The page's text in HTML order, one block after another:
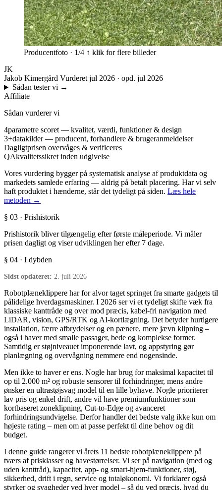
Producentfoto · 1/4 ↑ klik for flere billeder
JK
Jakob Kimergård Vurderet jul 2026 · opd. jul 2026
Sådan tester vi →
Affiliate
Sådan vurderer vi
4parametre scoret — kvalitet, værdi, funktioner & design
3+datakilder — producent, forhandlere & brugeranmeldelser
Dagligtprisen overvåges & verificeres
QAkvalitetssikret inden udgivelse
Vores vurdering bygger på systematisk analyse af produktdata og
markedets samlede erfaring — aldrig på betalt placering. Har vi selv
haft produktet i hænderne, står det tydeligt på siden. Læs hele
metoden →
§ 03 · Prishistorik
Prishistorik bliver tilgængelig efter første måleperiode. Vi måler
prisen dagligt og viser udviklingen her efter 7 dage.
§ 04 · I dybden
Sidst opdateret: 2. juli 2026
Robotplæneklippere har for alvor taget springet fra smarte gadgets til
pålidelige hverdagsmaskiner. I 2026 ser vi et tydeligt skifte væk fra
klassiske kanttråde og over mod præcis, kabel-fri navigation med
LiDAR, vision, GPS/RTK og AI-kortlægning. Det betyder hurtigere
installation, færre afbrydelser og en pænere, mere jævn klipning –
også i haver med smalle passager, bede og komplekse former.
Samtidig er støjniveauet imponerende lavt, og appstyring gør
planlægning og overvågning nemmere end nogensinde.
Men ikke to haver er ens. Nogle har brug for maksimal kapacitet til
op til 2.000 m² og robuste sensorer til forhindringer, mens andre
ønsker en ultrastøjsvag model til en lille byhave. Nogle prioriterer
lav pris og enkel drift, andre vil have premiumfunktioner som
kortbaseret zoneklipning, Cut-to-Edge og avanceret
forhindringsundvigelse. Derfor handler det bedste valg ikke kun om
højeste rating – men om at passe perfekt til dine behov og dit
budget.
I denne guide rangerer vi årets 11 bedste robotplæneklippere på
tværs af prisklasser og havestørrelser. Vi ser på navigation (med og
uden kanttråd), kapacitet, app- og smart-hjem-funktioner, støj,
sikkerhed, drift i regn, service og totaløkonomi. Vi forklarer også
styrker og svagheder ved hver model – så du ved præcis, hvad du